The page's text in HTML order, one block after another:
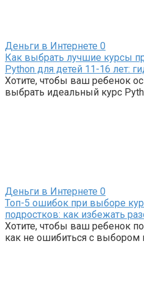
Деньги в Интернете 0
Как выбрать лучшие курсы
Python для детей 11-16 лет:
Хотите, чтобы ваш ребенок
выбрать идеальный курс
Деньги в Интернете 0
Топ-5 ошибок при выборе
подростков: как избежать
Хотите, чтобы ваш ребенок
как не ошибиться с выбором